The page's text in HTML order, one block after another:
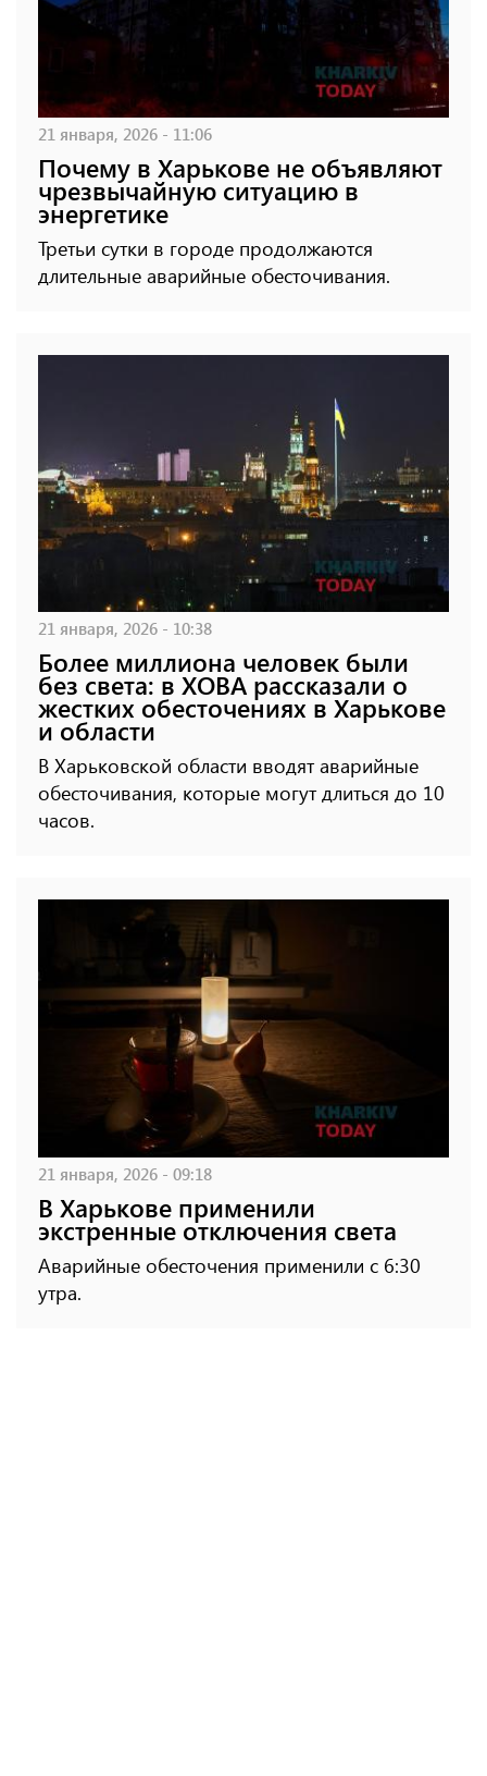
21 января, 2026 - 11:06
Почему в Харькове не объявляют
чрезвычайную ситуацию в
энергетике
Третьи сутки в городе продолжаются
длительные аварийные обесточивания.
21 января, 2026 - 10:38
Более миллиона человек были
без света: в ХОВА рассказали о
жестких обесточениях в Харькове
и области
В Харьковской области вводят аварийные
обесточивания, которые могут длиться до 10
часов.
21 января, 2026 - 09:18
В Харькове применили
экстренные отключения света
Аварийные обесточения применили с 6:30
утра.